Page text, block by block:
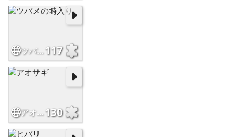
ツバメの塒入り117
アオサギ130